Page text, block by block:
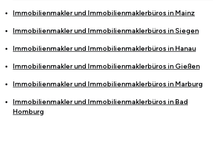
Immobilienmakler und Immobilienmaklerbüros in Mainz
Immobilienmakler und Immobilienmaklerbüros in Siegen
Immobilienmakler und Immobilienmaklerbüros in Hanau
Immobilienmakler und Immobilienmaklerbüros in Gießen
Immobilienmakler und Immobilienmaklerbüros in Marburg
Immobilienmakler und Immobilienmaklerbüros in Bad
Homburg